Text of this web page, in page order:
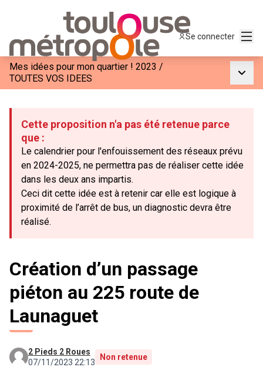
Se connecter
Mes idées pour mon quartier ! 2023 /
TOUTES VOS IDEES
Cette proposition n'a pas été retenue parce
que :
Le calendrier pour l'enfouissement des réseaux prévu
en 2024-2025, ne permettra pas de réaliser cette idée
dans les deux ans impartis.
Ceci dit cette idée est à retenir car elle est logique à
proximité de l’arrêt de bus, un diagnostic devra être
réalisé.
Création d’un passage
piéton au 225 route de
Launaguet
2 Pieds 2 Roues
07/11/2023 22:13
Non retenue